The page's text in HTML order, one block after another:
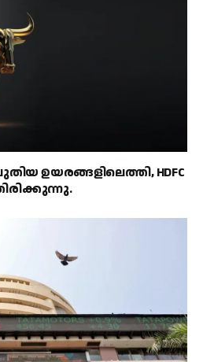
ഉയരങ്ങളിലെത്തി, HDFC